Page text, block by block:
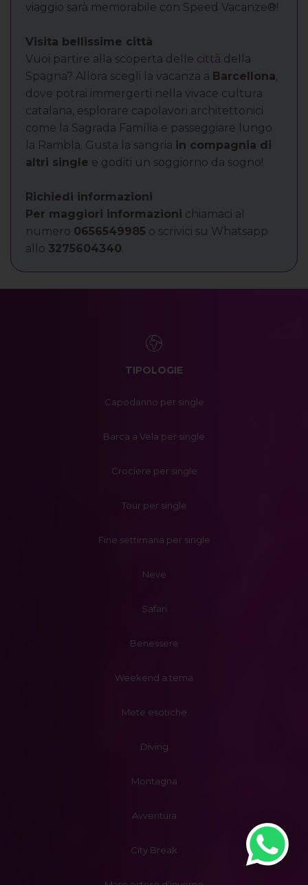
viaggio sarà memorabile con Speed Vacanze®!
Visita bellissime città
Vuoi partire alla scoperta delle città della
Spagna? Allora scegli la vacanza a Barcellona,
dove potrai immergerti nella vivace cultura
catalana, esplorare capolavori architettonici
come la Sagrada Família e passeggiare lungo
la Rambla. Gusta la sangria in compagnia di
altri single e goditi un soggiorno da sogno!
Richiedi informazioni
Per maggiori informazioni chiamaci al
numero 0656549985 o scrivici su Whatsapp
allo 3275604340.
TIPOLOGIE
Capodanno per single
Barca a Vela per single
Crociere per single
Tour per single
Fine settimana per single
Neve
Safari
Benessere
Weekend a tema
Mete esotiche
Diving
Montagna
Avventura
City Break